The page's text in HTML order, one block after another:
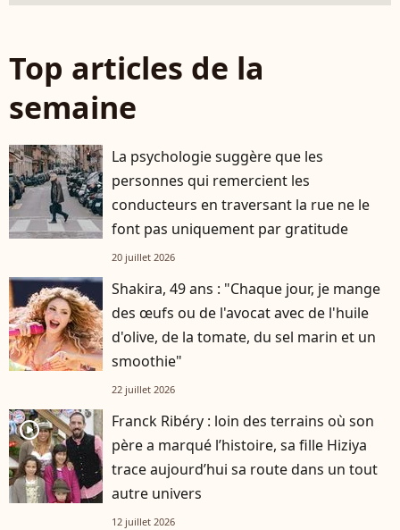
Top articles de la
semaine
La psychologie suggère que les
personnes qui remercient les
conducteurs en traversant la rue ne le
font pas uniquement par gratitude
20 juillet 2026
Shakira, 49 ans : "Chaque jour, je mange
des œufs ou de l'avocat avec de l'huile
d'olive, de la tomate, du sel marin et un
smoothie"
22 juillet 2026
player2
Franck Ribéry : loin des terrains où son
père a marqué l’histoire, sa fille Hiziya
trace aujourd’hui sa route dans un tout
autre univers
12 juillet 2026